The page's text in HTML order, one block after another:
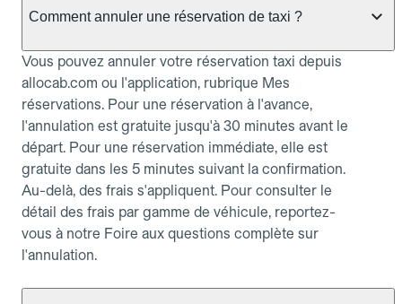
Comment annuler une réservation de taxi ?
Vous pouvez annuler votre réservation taxi depuis
allocab.com ou l'application, rubrique Mes
réservations. Pour une réservation à l'avance,
l'annulation est gratuite jusqu'à 30 minutes avant le
départ. Pour une réservation immédiate, elle est
gratuite dans les 5 minutes suivant la confirmation.
Au-delà, des frais s'appliquent. Pour consulter le
détail des frais par gamme de véhicule, reportez-
vous à notre Foire aux questions complète sur
l'annulation.